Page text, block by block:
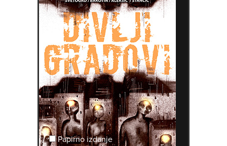
Papirno izdanje